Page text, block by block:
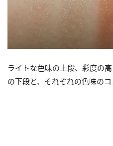
ライトな色味の上段、彩度の
の下段と、それぞれの色味の